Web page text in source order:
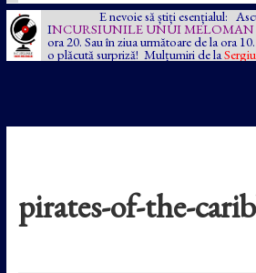
E nevoie să știți esențialul:
INCURSIUNILE UNUI MELOMAN
ora 20. Sau în ziua următoare de la ora
o plăcută surpriză! Mulțumiri de la
pirates-of-the-